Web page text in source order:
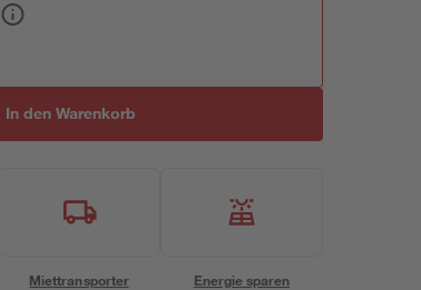
In den Warenkorb
Miettransporter Energie sparen